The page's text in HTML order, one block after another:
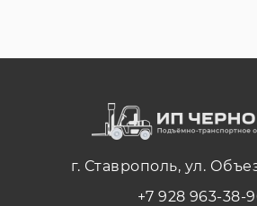
г. Ставрополь, ул.
+7 928 963-38-